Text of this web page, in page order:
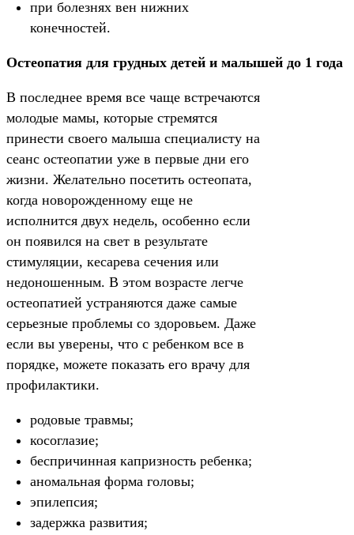
при болезнях вен нижних
конечностей.
Остеопатия для грудных детей и малышей до 1 года
В последнее время все чаще встречаются
молодые мамы, которые стремятся
принести своего малыша специалисту на
сеанс остеопатии уже в первые дни его
жизни. Желательно посетить остеопата,
когда новорожденному еще не
исполнится двух недель, особенно если
он появился на свет в результате
стимуляции, кесарева сечения или
недоношенным. В этом возрасте легче
остеопатией устраняются даже самые
серьезные проблемы со здоровьем. Даже
если вы уверены, что с ребенком все в
порядке, можете показать его врачу для
профилактики.
родовые травмы;
косоглазие;
беспричинная капризность ребенка;
аномальная форма головы;
эпилепсия;
задержка развития;